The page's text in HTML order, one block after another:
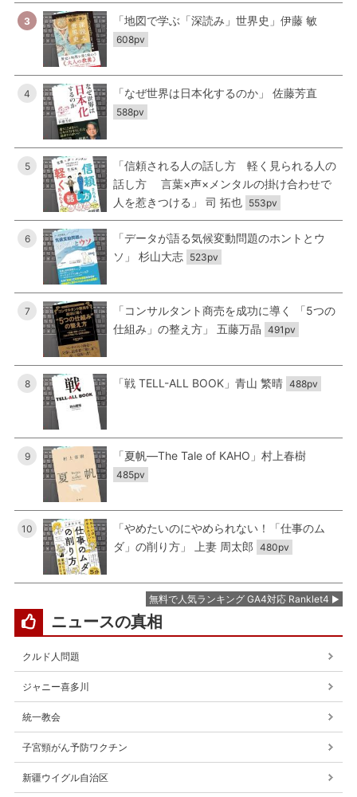
3 「地図で学ぶ「深読み」世界史」伊藤 敏
608pv
4 「なぜ世界は日本化するのか」 佐藤芳直
588pv
5
「信頼される人の話し方 軽く見られる人の
話し方 言葉×声×メンタルの掛け合わせで
人を惹きつける」 司 拓也 553pv
6
「データが語る気候変動問題のホントとウ
ソ」 杉山大志 523pv
7
「コンサルタント商売を成功に導く 「5つの
仕組み」の整え方」 五藤万晶 491pv
8 「戦 TELL-ALL BOOK」青山 繁晴 488pv
9 「夏帆―The Tale of KAHO」村上春樹
485pv
10
「やめたいのにやめられない！「仕事のム
ダ」の削り方」 上妻 周太郎 480pv
無料で人気ランキング GA4対応 Ranklet4
ニュースの真相
クルド人問題
ジャニー喜多川
統一教会
子宮頸がん予防ワクチン
新疆ウイグル自治区